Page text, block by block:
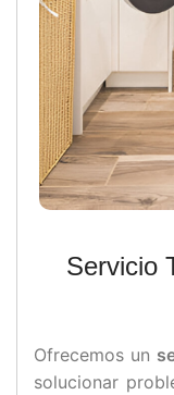
Servicio
Ofrecemos un
solucionar